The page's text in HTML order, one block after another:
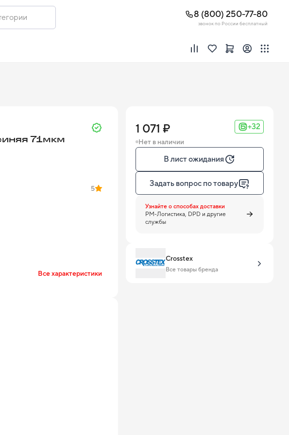
8 (800) 250-77-80
звонок по России бесплатный
71мкм
5
Все характеристики
1 071 ₽ +32
Нет в наличии
В лист ожидания
Задать вопрос по товару
Узнайте о способах доставки
PM-Логистика, DPD и другие
службы
Crosstex
Все товары бренда